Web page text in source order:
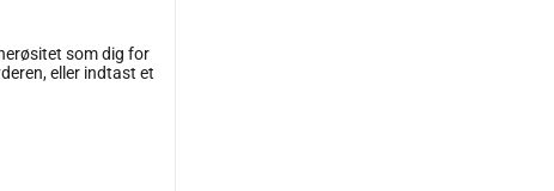
som dig for
eller indtast et